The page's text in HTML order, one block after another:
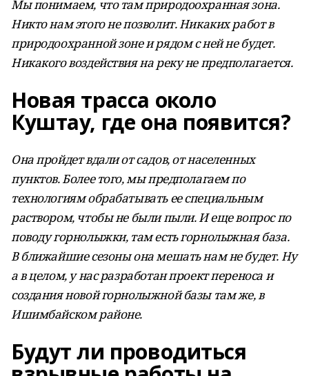
Мы понимаем, что там природоохранная зона.
Никто нам этого не позволит. Никаких работ в
природоохранной зоне и рядом с ней не будет.
Никакого воздействия на реку не предполагается.
Новая трасса около
Куштау, где она появится?
Она пройдет вдали от садов, от населенных
пунктов. Более того, мы предполагаем по
технологиям обрабатывать ее специальным
раствором, чтобы не были пыли. И еще вопрос по
поводу горнолыжки, там есть горнолыжная база.
В ближайшие сезоны она мешать нам не будет. Ну
а в целом, у нас разработан проект переноса и
создания новой горнолыжной базы там же, в
Ишимбайском районе.
Будут ли проводиться